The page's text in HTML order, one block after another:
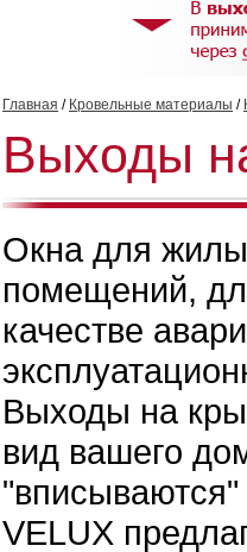
Главная / Кровельные материалы /
Выходы
Окна для
помещений,
качестве
Выходы на
вид вашего
"вписываются"
VELUX